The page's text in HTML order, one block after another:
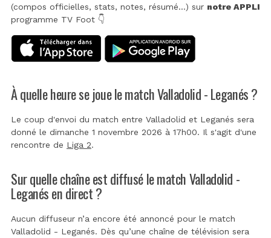
(compos officielles, stats, notes, résumé...) sur notre APPLI
programme TV Foot 👇
À quelle heure se joue le match Valladolid - Leganés ?
Le coup d'envoi du match entre Valladolid et Leganés sera
donné le dimanche 1 novembre 2026 à 17h00. Il s'agit d'une
rencontre de Liga 2.
Sur quelle chaîne est diffusé le match Valladolid -
Leganés en direct ?
Aucun diffuseur n’a encore été annoncé pour le match
Valladolid - Leganés. Dès qu’une chaîne de télévision sera